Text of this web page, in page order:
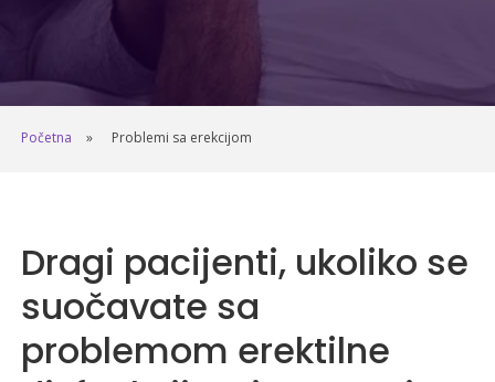
Početna Problemi sa erekcijom
Dragi pacijenti, ukoliko se
suočavate sa
problemom erektilne